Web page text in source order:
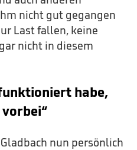
nicht gut gegangen
Last fallen, keine
nicht in diesem
habe,
nun persönlich